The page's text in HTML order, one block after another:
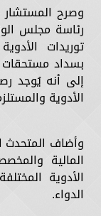
وصرح
رئاسة مجلس
توريدات
بسداد مستحقات
الأدوية
وأضاف المتحدث
المالية
الأدوية
الدواء.